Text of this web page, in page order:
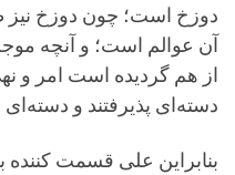
دوزخ است؛ چون دوزخ
آن عوالم است؛ و آنچه
از هم گردیده است امر و
دسته‌اى پذیرفتند و دسته‌اى
بنابراین على قسمت کننده